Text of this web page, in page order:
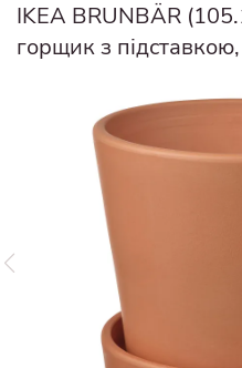
IKEA BRUNBÄR
горщик з